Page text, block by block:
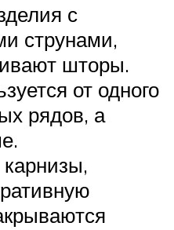
с
струнами,
шторы.
от одного
рядов, а